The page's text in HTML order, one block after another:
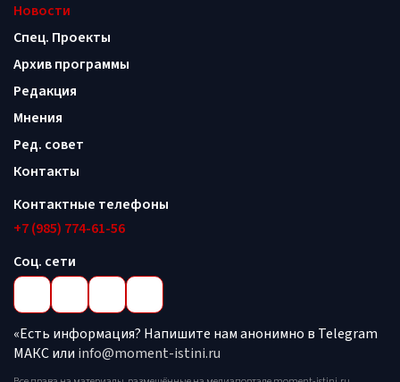
Новости
Спец. Проекты
Архив программы
Редакция
Мнения
Ред. совет
Контакты
Контактные телефоны
+7 (985) 774-61-56
Соц. сети
«Есть информация? Напишите нам анонимно в Telegram
МАКС или info@moment-istini.ru